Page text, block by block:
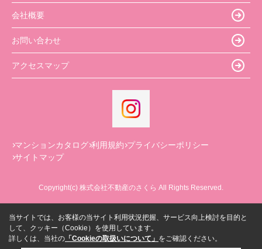
会社概要
お問い合わせ
アクセスマップ
マンションカタログ 利用規約 プライバシーポリシー
サイトマップ
Copyright(c) 株式会社不動産のさくら All Rights Reserved.
当サイトでは、お客様の当サイト利用状況把握、サービス向上検討を目的と
して、クッキー（Cookie）を使用しています。
詳しくは、当社の 「Cookieの取扱いについて」 をご確認ください。